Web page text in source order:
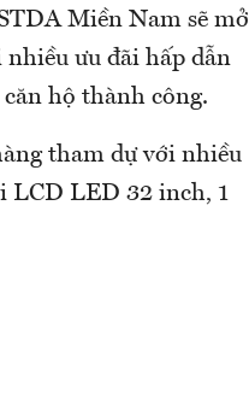
Miền Nam sẽ mở
ưu đãi hấp dẫn
hộ thành công.
tham dự với nhiều
LCD LED 32 inch, 1